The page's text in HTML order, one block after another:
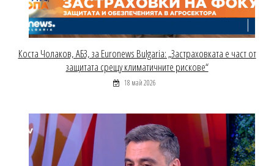
Коста Чолаков, АБЗ, за Euronews Bulgaria: „Застраховката е част от
защитата срещу климатичните рискове“
18 май 2026